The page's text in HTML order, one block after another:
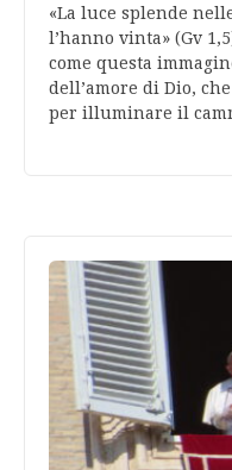
«La luce splende
l’hanno vinta» (Gv
come questa
dell’amore di Dio,
per illuminare il